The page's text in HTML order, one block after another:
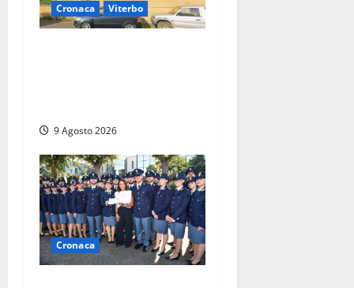
Cronaca Viterbo
9 Agosto 2026
Cronaca